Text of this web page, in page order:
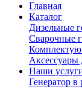
Главная
Каталог
Дизельные
Сварочные
Аксессуары
Наши
Генератор в